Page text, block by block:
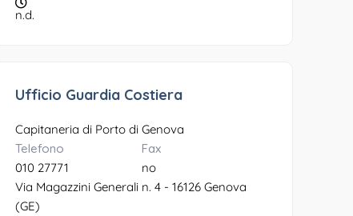
n.d.
Ufficio Guardia Costiera
Capitaneria di Porto di Genova
Telefono
010 27771
Fax
no
Via Magazzini Generali n. 4 - 16126 Genova
(GE)